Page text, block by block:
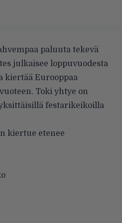
paluuta tekevä
julkaisee loppuvuodesta
kiertää Eurooppaa
Toki yhtye on
festarikeikoilla
kiertue etenee